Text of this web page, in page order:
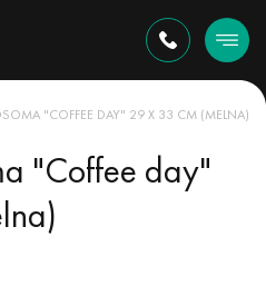
"COFFEE DAY" 29 X 33 CM (MELNA)
"Coffee day"